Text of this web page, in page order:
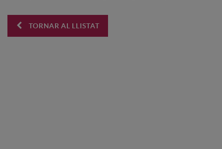
TORNAR AL LLISTAT